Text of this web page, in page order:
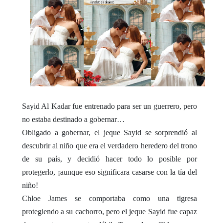
Sayid Al Kadar fue entrenado para ser un guerrero, pero
no estaba destinado a gobernar…
Obligado a gobernar, el jeque Sayid se sorprendió al
descubrir al niño que era el verdadero heredero del trono
de su país, y decidió hacer todo lo posible por
protegerlo, ¡aunque eso significara casarse con la tía del
niño!
Chloe James se comportaba como una tigresa
protegiendo a su cachorro, pero el jeque Sayid fue capaz